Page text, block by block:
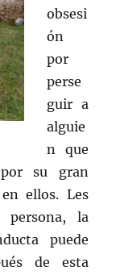
obsesi
ón
por
perse
guir a
alguie
n que
su gran
ellos. Les
persona, la
puede
de esta